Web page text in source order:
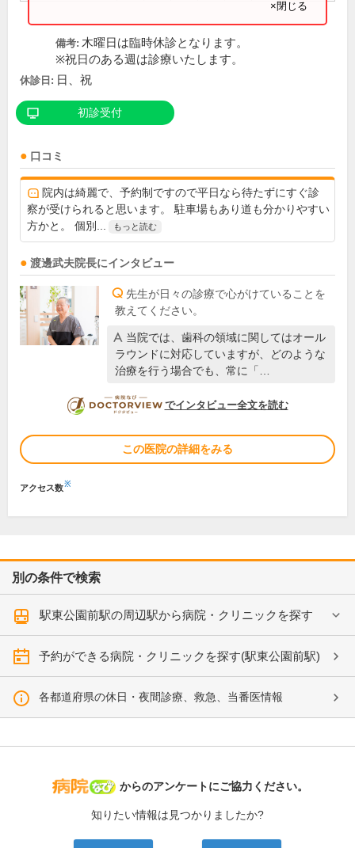
×閉じる
備考: 木曜日は臨時休診となります。
※祝日のある週は診療いたします。
休診日: 日、祝
初診受付
口コミ
院内は綺麗で、予約制ですので平日なら待たずにすぐ診
察が受けられると思います。 駐車場もあり道も分かりやすい
方かと。 個別...
もっと読む
渡邊武夫院長にインタビュー
先生が日々の診療で心がけていることを
教えてください。
当院では、歯科の領域に関してはオール
ラウンドに対応していますが、どのような
治療を行う場合でも、常に「…
DOCTORVIEW
でインタビュー全文を読む
この医院の詳細をみる
アクセス数※
別の条件で検索
駅東公園前駅の周辺駅から病院・クリニックを探す
予約ができる病院・クリニックを探す(駅東公園前駅)
各都道府県の休日・夜間診療、救急、当番医情報
病院なび
からのアンケートにご協力ください。
知りたい情報は見つかりましたか?